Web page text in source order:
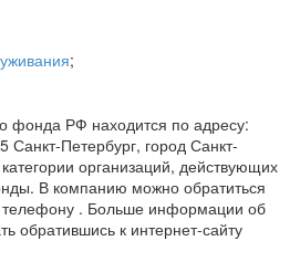
;
фонда РФ находится по адресу:
Санкт-Петербург, город Санкт-
организаций, действующих
В компанию можно обратиться
телефону . Больше информации об
обратившись к интернет-сайту